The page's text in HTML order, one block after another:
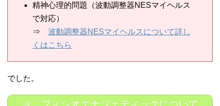
精神心理的問題（波動調整器NESマイヘルス
で対応）
⇒ 波動調整器NESマイヘルスについて詳し
くはこちら
でした。